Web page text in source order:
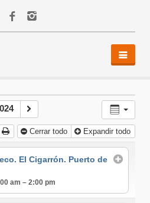
Cerrar todo Expandir todo
El Cigarrón. Puerto de
am – 2:00 pm